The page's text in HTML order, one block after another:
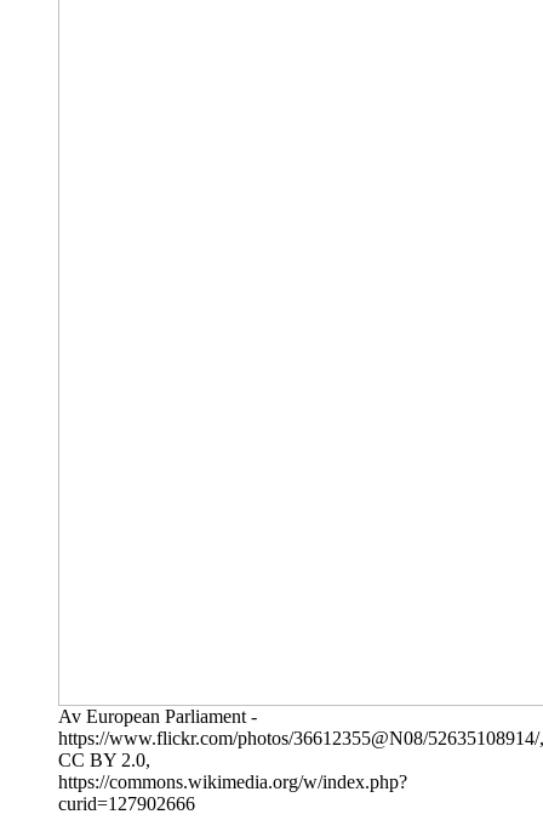
Av European Parliament -
https://www.flickr.com/photos/36612355@N08/52635108914/,
CC BY 2.0,
https://commons.wikimedia.org/w/index.php?
curid=127902666